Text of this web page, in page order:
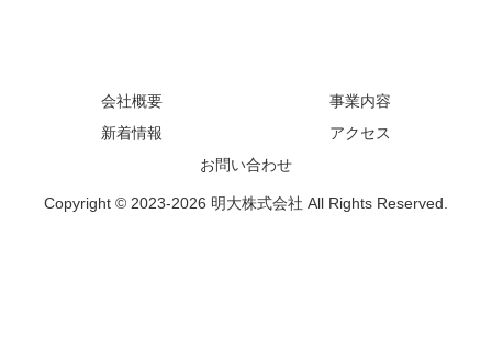
会社概要
事業内容
新着情報
アクセス
お問い合わせ
Copyright © 2023-2026 明大株式会社 All Rights Reserved.